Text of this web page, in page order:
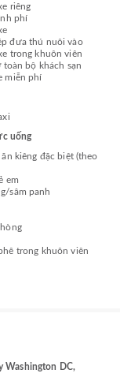
riêng
phí
đưa thú nuôi vào
trong khuôn viên
bộ khách sạn
miễn phí
uống
kiêng đặc biệt (theo
em
sâm panh
trong khuôn viên
Washington DC,